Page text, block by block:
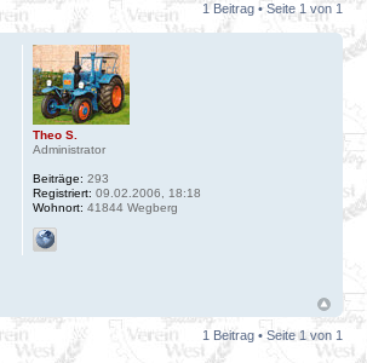
1 Beitrag • Seite 1 von 1
Theo S.
Administrator
Beiträge: 293
Registriert: 09.02.2006, 18:18
Wohnort: 41844 Wegberg
1 Beitrag • Seite 1von 1